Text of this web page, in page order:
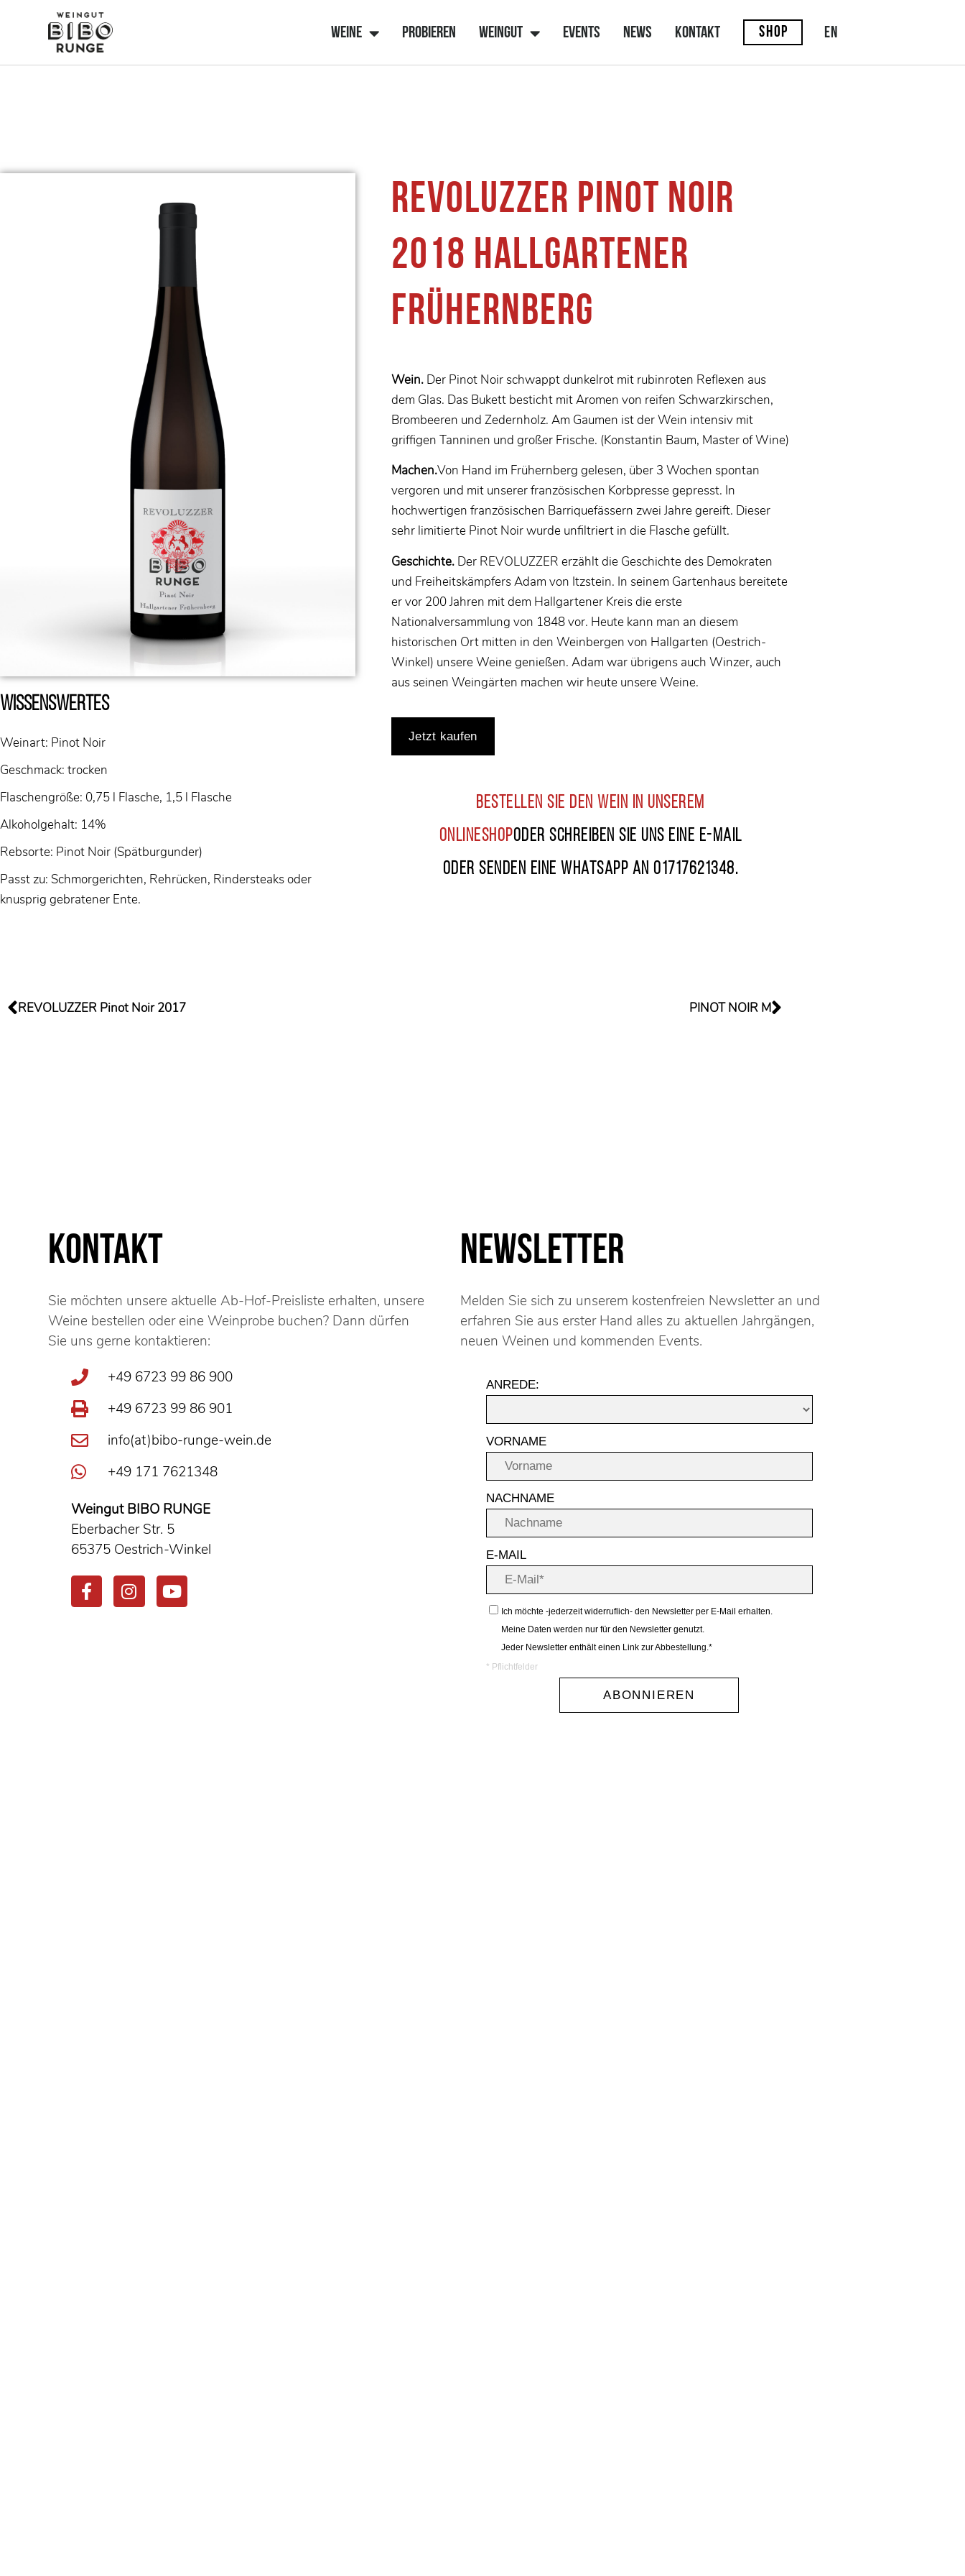
Weine Probieren Weingut Events News Kontakt SHOP EN
Wissenswertes
Weinart: Pinot Noir
Geschmack: trocken
Flaschengröße: 0,75 l Flasche, 1,5 l Flasche
Alkoholgehalt: 14%
Rebsorte: Pinot Noir (Spätburgunder)
Passt zu: Schmorgerichten, Rehrücken, Rindersteaks oder
knusprig gebratener Ente.
REVOLUZZER PINOT NOIR
2018 HALLGARTENER
FRÜHERNBERG
Wein. Der Pinot Noir schwappt dunkelrot mit rubinroten Reflexen aus
dem Glas. Das Bukett besticht mit Aromen von reifen Schwarzkirschen,
Brombeeren und Zedernholz. Am Gaumen ist der Wein intensiv mit
griffigen Tanninen und großer Frische. (Konstantin Baum, Master of Wine)
Machen.Von Hand im Frühernberg gelesen, über 3 Wochen spontan
vergoren und mit unserer französischen Korbpresse gepresst. In
hochwertigen französischen Barriquefässern zwei Jahre gereift. Dieser
sehr limitierte Pinot Noir wurde unfiltriert in die Flasche gefüllt.
Geschichte. Der REVOLUZZER erzählt die Geschichte des Demokraten
und Freiheitskämpfers Adam von Itzstein. In seinem Gartenhaus bereitete
er vor 200 Jahren mit dem Hallgartener Kreis die erste
Nationalversammlung von 1848 vor. Heute kann man an diesem
historischen Ort mitten in den Weinbergen von Hallgarten (Oestrich-
Winkel) unsere Weine genießen. Adam war übrigens auch Winzer, auch
aus seinen Weingärten machen wir heute unsere Weine.
Bestellen Sie den wein in unserem
onlineshopoder Schreiben Sie uns eine E-Mail
oder senden eine Whatsapp an 01717621348.
REVOLUZZER Pinot Noir 2017 PINOT NOIR M
Kontakt
Sie möchten unsere aktuelle Ab-Hof-Preisliste erhalten, unsere
Weine bestellen oder eine Weinprobe buchen? Dann dürfen
Sie uns gerne kontaktieren:
+49 6723 99 86 900
+49 6723 99 86 901
info(at)bibo-runge-wein.de
+49 171 7621348
Weingut BIBO RUNGE
Eberbacher Str. 5
65375 Oestrich-Winkel
Newsletter
Melden Sie sich zu unserem kostenfreien Newsletter an und
erfahren Sie aus erster Hand alles zu aktuellen Jahrgängen,
neuen Weinen und kommenden Events.